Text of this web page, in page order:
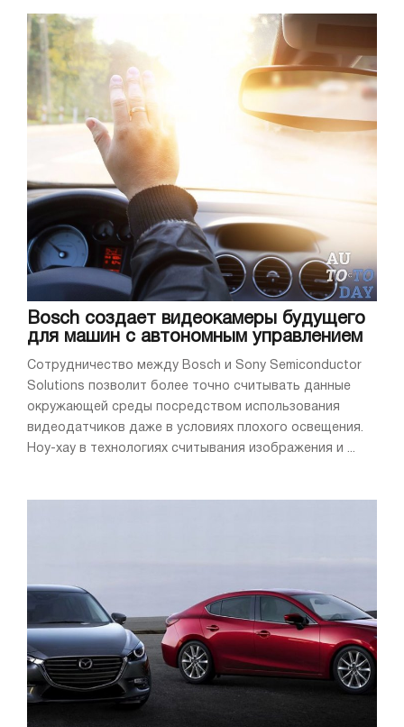
Bosch создает видеокамеры будущего
для машин с автономным управлением
Сотрудничество между Bosch и Sony Semiconductor
Solutions позволит более точно считывать данные
окружающей среды посредством использования
видеодатчиков даже в условиях плохого освещения.
Ноу-хау в технологиях считывания изображения и ...